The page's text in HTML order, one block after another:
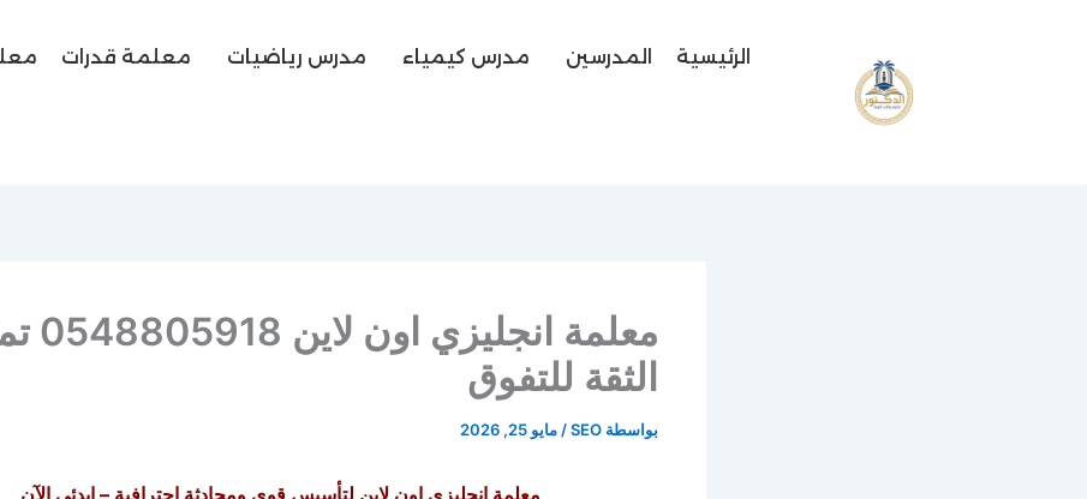
الرئيسية المدرسين مدرس كيمياء مدرس رياضيات معلمة قدرات
معلمة
الثقة للتفوق
بواسطة SEO
/مايو 25, 2026